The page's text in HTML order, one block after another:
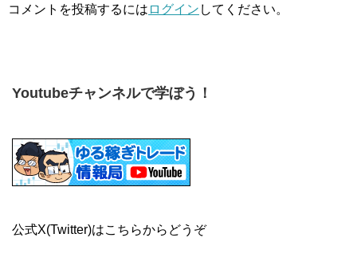
コメントを投稿するには ログイン してください。
Youtubeチャンネルで学ぼう！
公式X(Twitter)はこちらからどうぞ